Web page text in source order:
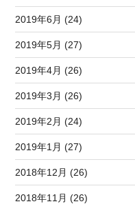
2019年6月 (24)
2019年5月 (27)
2019年4月 (26)
2019年3月 (26)
2019年2月 (24)
2019年1月 (27)
2018年12月 (26)
2018年11月 (26)